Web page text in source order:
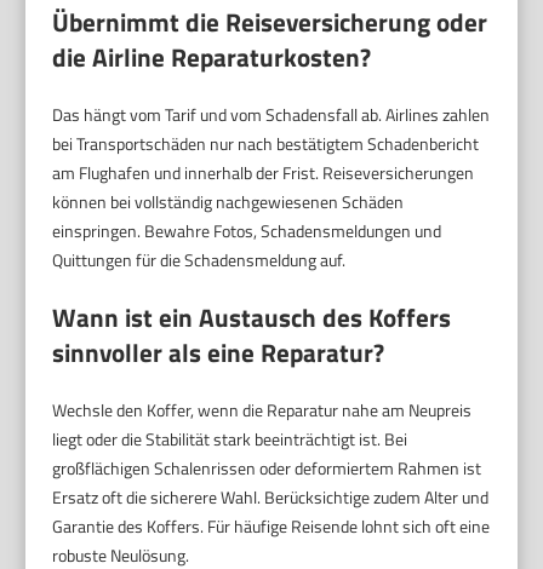
Übernimmt die Reiseversicherung oder
die Airline Reparaturkosten?
Das hängt vom Tarif und vom Schadensfall ab. Airlines zahlen
bei Transportschäden nur nach bestätigtem Schadenbericht
am Flughafen und innerhalb der Frist. Reiseversicherungen
können bei vollständig nachgewiesenen Schäden
einspringen. Bewahre Fotos, Schadensmeldungen und
Quittungen für die Schadensmeldung auf.
Wann ist ein Austausch des Koffers
sinnvoller als eine Reparatur?
Wechsle den Koffer, wenn die Reparatur nahe am Neupreis
liegt oder die Stabilität stark beeinträchtigt ist. Bei
großflächigen Schalenrissen oder deformiertem Rahmen ist
Ersatz oft die sicherere Wahl. Berücksichtige zudem Alter und
Garantie des Koffers. Für häufige Reisende lohnt sich oft eine
robuste Neulösung.